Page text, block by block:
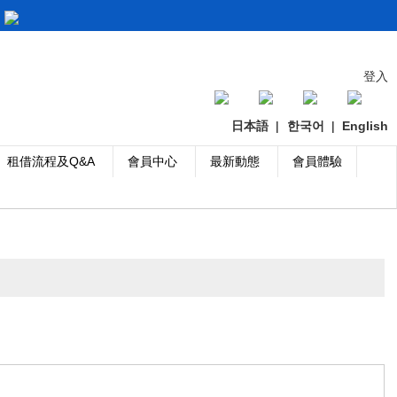
登入
日本語 | 한국어 | English
租借流程及Q&A 會員中心 最新動態 會員體驗